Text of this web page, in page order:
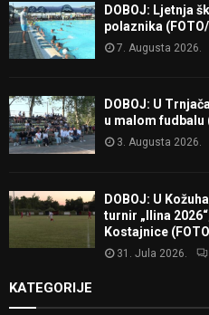
DOBOJ: Ljetnja
polaznika (FOTO/
7. Augusta 2026.
DOBOJ: U
u malom fudbalu
3. Augusta 2026.
DOBOJ: U
turnir „Ilina
Kostajnice
31. Jula 2026.
KATEGORIJE